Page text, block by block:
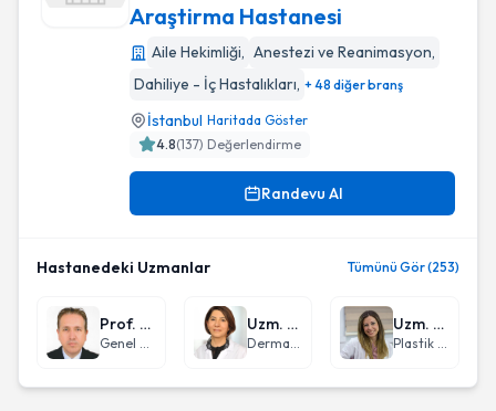
Araştirma Hastanesi
Aile Hekimliği, Anestezi ve Reanimasyon,
Dahiliye - İç Hastalıkları, + 48 diğer branş
İstanbul Haritada Göster
4.8(137) Değerlendirme
Randevu Al
Hastanedeki Uzmanlar Tümünü Gör (253)
Prof. Dr. İbrahim Ali Özemir
Genel Cerrahi
Uzm. Dr. Melek Koç
Dermatoloji
Uzm. Dr. Seda Asfuroğlu Barutca
Plastik Rekonstrüktif ve Estetik Cerrahi